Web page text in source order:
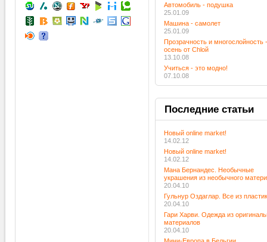
Автомобиль - подушка
25.01.09
Машина - самолет
25.01.09
Прозрачность и многослойность -
осень от Chloй
13.10.08
Учиться - это модно!
07.10.08
Последниестатьи
Новый online market!
14.02.12
Новый online market!
14.02.12
Мана Бернандес. Необычные
украшения из необычного
20.04.10
Гульнур Оздаглар. Все из
20.04.10
Гари Харви. Одежда из
материалов
20.04.10